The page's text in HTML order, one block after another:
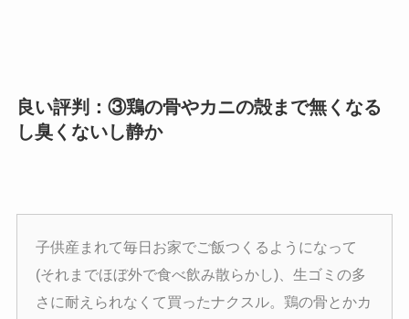
良い評判：③鶏の骨やカニの殻まで無くなる
し臭くないし静か
子供産まれて毎日お家でご飯つくるようになって
(それまでほぼ外で食べ飲み散らかし)、生ゴミの多
さに耐えられなくて買ったナクスル。鶏の骨とかカ